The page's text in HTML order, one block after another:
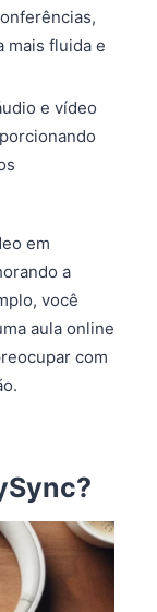
mais fluida e
e vídeo
em
a
você
aula online
com